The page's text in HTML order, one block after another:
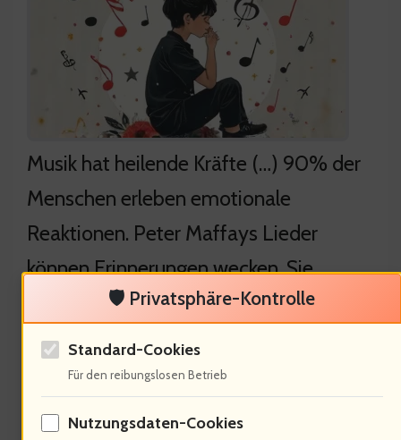
Musik hat heilende Kräfte (…) 90% der
Menschen erleben emotionale
Reaktionen. Peter Maffays Lieder
können Erinnerungen wecken. Sie
berühren tief. Welche Rolle spielt die
Musik in der Therapie?
🛡️ Privatsphäre-Kontrolle
Standard-Cookies
Für den reibungslosen Betrieb
Nutzungsdaten-Cookies